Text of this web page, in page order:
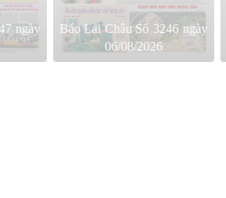
ngày
Báo Lai Châu Số 3246 ngày
06/08/2026